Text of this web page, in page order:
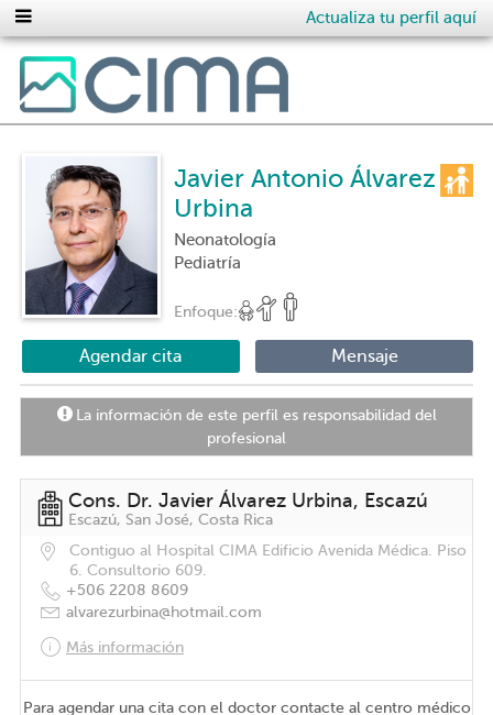
Actualiza tu perfil aquí
Javier Antonio Álvarez
Urbina
Neonatología
Pediatría
Enfoque:
Agendar cita Mensaje
La información de este perfil es responsabilidad del
profesional
Cons. Dr. Javier Álvarez Urbina, Escazú
Escazú, San José, Costa Rica
Contiguo al Hospital CIMA Edificio Avenida Médica. Piso
6. Consultorio 609.
+506 2208 8609
alvarezurbina@hotmail.com
Más información
Para agendar una cita con el doctor contacte al centro médico